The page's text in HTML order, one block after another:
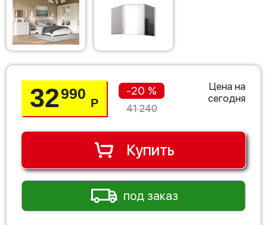
32990
Р
-20 %
41 240
Цена на
сегодня
Купить
под заказ